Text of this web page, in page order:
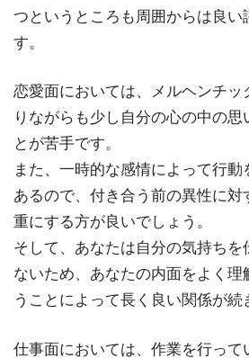
つというところも周囲からは良い
す。
恋愛面においては、メルヘンチッ
りながらも少し自分の心の中の思
とが苦手です。
また、一時的な感情によって行動
あるので、付き合う前の異性に対
重にする方が良いでしょう。
そして、あなたは自分の気持ちを
ないため、あなたの内面をよく理
うことによって長く良い関係が続
仕事面においては、作業を行って